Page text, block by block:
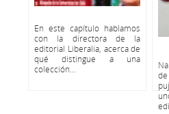
En este capítulo hablamos
con la directora de la
editorial Liberalia, acerca de
qué distingue a una
colección...